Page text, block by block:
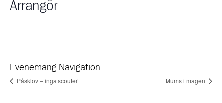
Arrangör
Evenemang Navigation
Påsklov – inga scouter Mums i magen